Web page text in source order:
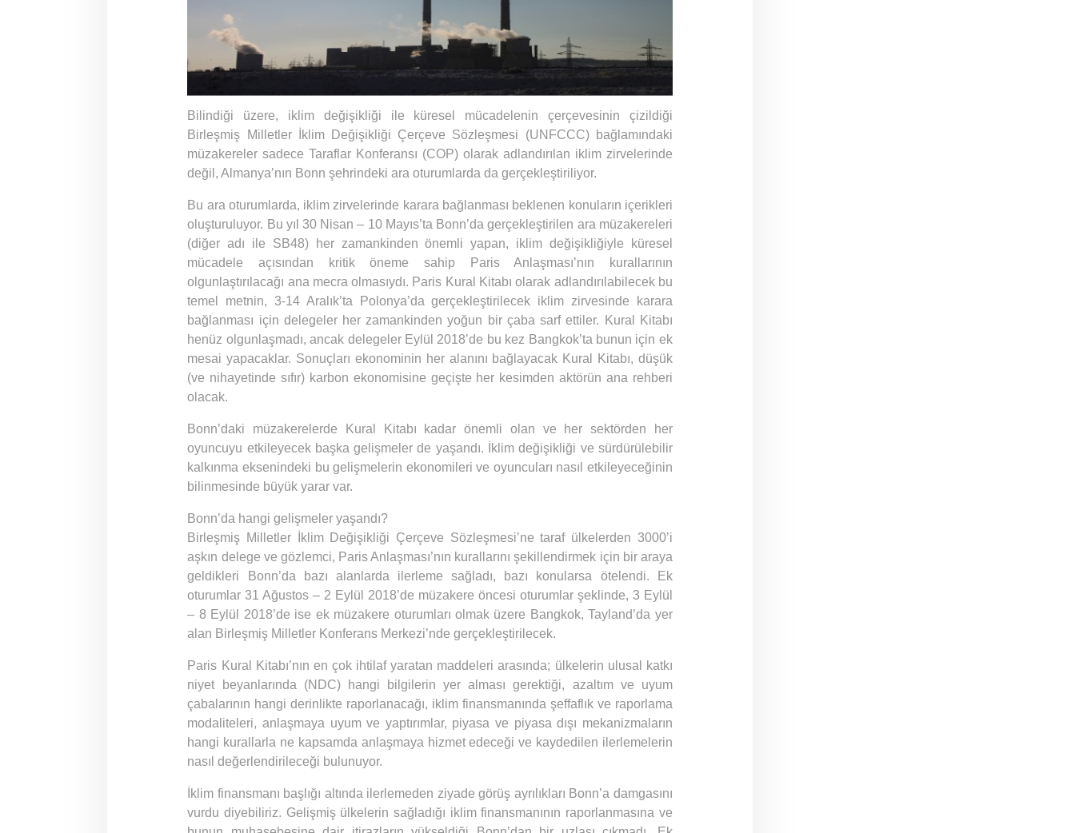
Bilindiği üzere, iklim değişikliği ile küresel mücadelenin çerçevesinin çizildiği
Birleşmiş Milletler İklim Değişikliği Çerçeve Sözleşmesi (UNFCCC) bağlamındaki
müzakereler sadece Taraflar Konferansı (COP) olarak adlandırılan iklim zirvelerinde
değil, Almanya’nın Bonn şehrindeki ara oturumlarda da gerçekleştiriliyor.
Bu ara oturumlarda, iklim zirvelerinde karara bağlanması beklenen konuların içerikleri
oluşturuluyor. Bu yıl 30 Nisan – 10 Mayıs’ta Bonn’da gerçekleştirilen ara müzakereleri
(diğer adı ile SB48) her zamankinden önemli yapan, iklim değişikliğiyle küresel
mücadele açısından kritik öneme sahip Paris Anlaşması’nın kurallarının
olgunlaştırılacağı ana mecra olmasıydı. Paris Kural Kitabı olarak adlandırılabilecek bu
temel metnin, 3-14 Aralık’ta Polonya’da gerçekleştirilecek iklim zirvesinde karara
bağlanması için delegeler her zamankinden yoğun bir çaba sarf ettiler. Kural Kitabı
henüz olgunlaşmadı, ancak delegeler Eylül 2018’de bu kez Bangkok’ta bunun için ek
mesai yapacaklar. Sonuçları ekonominin her alanını bağlayacak Kural Kitabı, düşük
(ve nihayetinde sıfır) karbon ekonomisine geçişte her kesimden aktörün ana rehberi
olacak.
Bonn’daki müzakerelerde Kural Kitabı kadar önemli olan ve her sektörden her
oyuncuyu etkileyecek başka gelişmeler de yaşandı. İklim değişikliği ve sürdürülebilir
kalkınma eksenindeki bu gelişmelerin ekonomileri ve oyuncuları nasıl etkileyeceğinin
bilinmesinde büyük yarar var.
Bonn’da hangi gelişmeler yaşandı?
Birleşmiş Milletler İklim Değişikliği Çerçeve Sözleşmesi’ne taraf ülkelerden 3000’i
aşkın delege ve gözlemci, Paris Anlaşması’nın kurallarını şekillendirmek için bir araya
geldikleri Bonn’da bazı alanlarda ilerleme sağladı, bazı konularsa ötelendi. Ek
oturumlar 31 Ağustos – 2 Eylül 2018’de müzakere öncesi oturumlar şeklinde, 3 Eylül
– 8 Eylül 2018’de ise ek müzakere oturumları olmak üzere Bangkok, Tayland’da yer
alan Birleşmiş Milletler Konferans Merkezi’nde gerçekleştirilecek.
Paris Kural Kitabı’nın en çok ihtilaf yaratan maddeleri arasında; ülkelerin ulusal katkı
niyet beyanlarında (NDC) hangi bilgilerin yer alması gerektiği, azaltım ve uyum
çabalarının hangi derinlikte raporlanacağı, iklim finansmanında şeffaflık ve raporlama
modaliteleri, anlaşmaya uyum ve yaptırımlar, piyasa ve piyasa dışı mekanizmaların
hangi kurallarla ne kapsamda anlaşmaya hizmet edeceği ve kaydedilen ilerlemelerin
nasıl değerlendirileceği bulunuyor.
İklim finansmanı başlığı altında ilerlemeden ziyade görüş ayrılıkları Bonn’a damgasını
vurdu diyebiliriz. Gelişmiş ülkelerin sağladığı iklim finansmanının raporlanmasına ve